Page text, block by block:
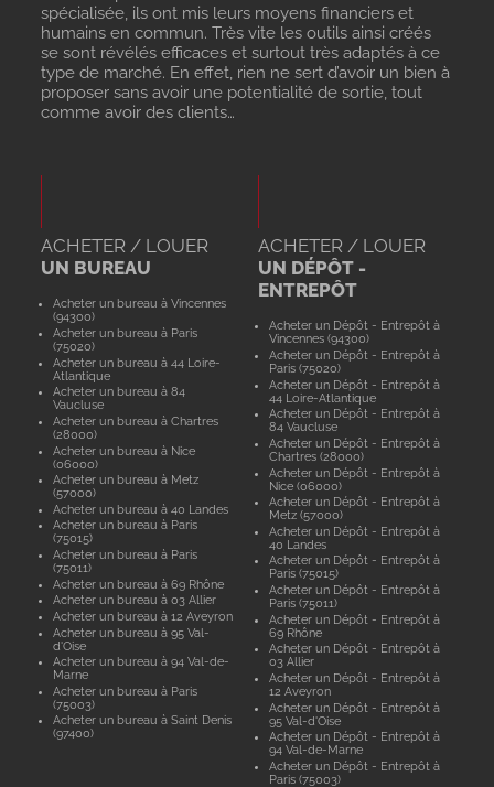
spécialisée, ils ont mis leurs moyens financiers et
humains en commun. Très vite les outils ainsi créés
se sont révélés efficaces et surtout très adaptés à ce
type de marché. En effet, rien ne sert d’avoir un bien à
proposer sans avoir une potentialité de sortie, tout
comme avoir des clients…
ACHETER / LOUER
UN BUREAU
Acheter un bureau à Vincennes
(94300)
Acheter un bureau à Paris
(75020)
Acheter un bureau à 44 Loire-
Atlantique
Acheter un bureau à 84
Vaucluse
Acheter un bureau à Chartres
(28000)
Acheter un bureau à Nice
(06000)
Acheter un bureau à Metz
(57000)
Acheter un bureau à 40 Landes
Acheter un bureau à Paris
(75015)
Acheter un bureau à Paris
(75011)
Acheter un bureau à 69 Rhône
Acheter un bureau à 03 Allier
Acheter un bureau à 12 Aveyron
Acheter un bureau à 95 Val-
d'Oise
Acheter un bureau à 94 Val-de-
Marne
Acheter un bureau à Paris
(75003)
Acheter un bureau à Saint Denis
(97400)
ACHETER / LOUER
UN DÉPÔT -
ENTREPÔT
Acheter un Dépôt - Entrepôt à
Vincennes (94300)
Acheter un Dépôt - Entrepôt à
Paris (75020)
Acheter un Dépôt - Entrepôt à
44 Loire-Atlantique
Acheter un Dépôt - Entrepôt à
84 Vaucluse
Acheter un Dépôt - Entrepôt à
Chartres (28000)
Acheter un Dépôt - Entrepôt à
Nice (06000)
Acheter un Dépôt - Entrepôt à
Metz (57000)
Acheter un Dépôt - Entrepôt à
40 Landes
Acheter un Dépôt - Entrepôt à
Paris (75015)
Acheter un Dépôt - Entrepôt à
Paris (75011)
Acheter un Dépôt - Entrepôt à
69 Rhône
Acheter un Dépôt - Entrepôt à
03 Allier
Acheter un Dépôt - Entrepôt à
12 Aveyron
Acheter un Dépôt - Entrepôt à
95 Val-d'Oise
Acheter un Dépôt - Entrepôt à
94 Val-de-Marne
Acheter un Dépôt - Entrepôt à
Paris (75003)